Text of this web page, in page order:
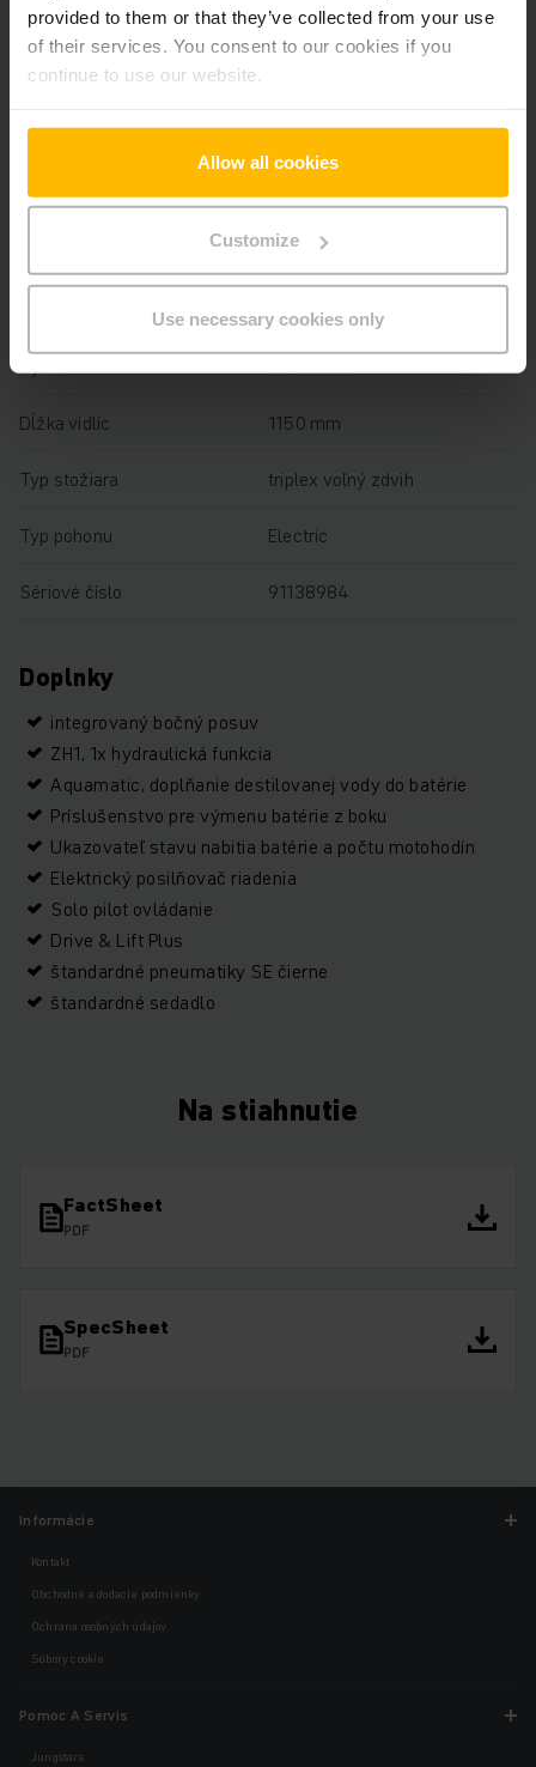
provided to them or that they’ve collected from your use
of their services. You consent to our cookies if you
continue to use our website.
Allow all cookies
Customize
Use necessary cookies only
Rok výroby batérie 2019
Battery Refurbishment Year
Výška zdvihu 9020 mm
1400 kg
Prevádzkové hodiny 7857 h
Výška 3540 mm
Dĺžka vidlíc 1150 mm
Typ stožiara triplex voľný zdvih
Typ pohonu Electric
Sériové číslo 91138984
Doplnky
integrovaný bočný posuv
ZH1, 1x hydraulická funkcia
Aquamatic, doplňanie destilovanej vody do batérie
Príslušenstvo pre výmenu batérie z boku
Ukazovateľ stavu nabitia batérie a počtu motohodín
Elektrický posilňovač riadenia
Solo pilot ovládanie
Drive & Lift Plus
štandardné pneumatiky SE čierne
štandardné sedadlo
Na stiahnutie
FactSheet
PDF
SpecSheet
PDF
Informácie
Kontakt
Obchodné a dodacie podmienky
Ochrana osobných údajov
Súbory cookie
Pomoc A Servis
Jungstars